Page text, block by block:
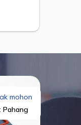
mohon
Pahang